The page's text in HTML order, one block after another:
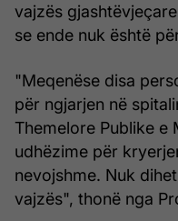
vajzës
se ende nuk është
"Meqenëse disa
për ngjarjen në
Themelore Publike e
udhëzime për
nevojshme. Nuk
vajzës", thonë nga